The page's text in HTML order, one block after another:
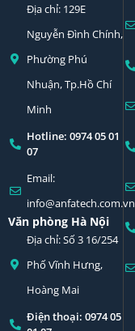
Địa chỉ: 129E
Nguyễn Đình Chính,
Phường Phú
Nhuận, Tp.Hồ Chí
Minh
Hotline: 0974 05 01
07
Email:
info@anfatech.com.vn
Văn phòng Hà Nội
Địa chỉ: Số 3 16/254
Phố Vĩnh Hưng,
Hoàng Mai
Điện thoại: 0974 05